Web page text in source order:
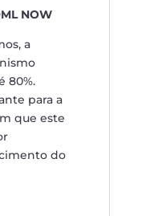
NOW
a
80%.
para a
que este
do